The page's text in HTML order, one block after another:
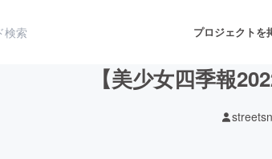
プロジェクトを
【美少女四季報